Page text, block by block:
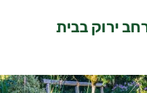
ירוק בבית